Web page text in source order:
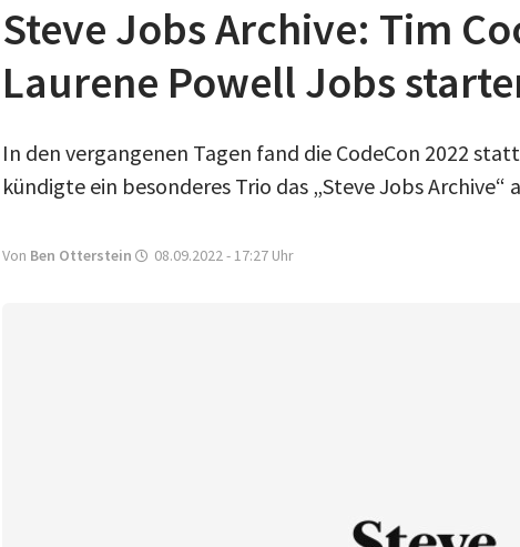
Steve Jobs Archive: Tim
Laurene Powell Jobs
In den vergangenen Tagen fand die CodeCon 2022
kündigte ein besonderes Trio das „Steve Jobs Archive“
Von Ben Otterstein 08.09.2022 - 17:27 Uhr